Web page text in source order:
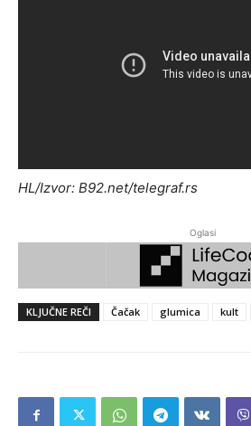
HL/Izvor: B92.net/telegraf.rs
Oglasi
KLJUČNE REČI Čačak glumica kult